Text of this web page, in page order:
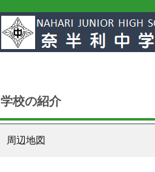
学校の紹介
周辺地図